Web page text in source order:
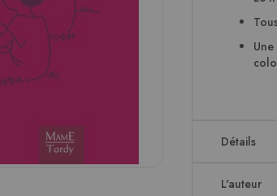
Détails
L'auteur